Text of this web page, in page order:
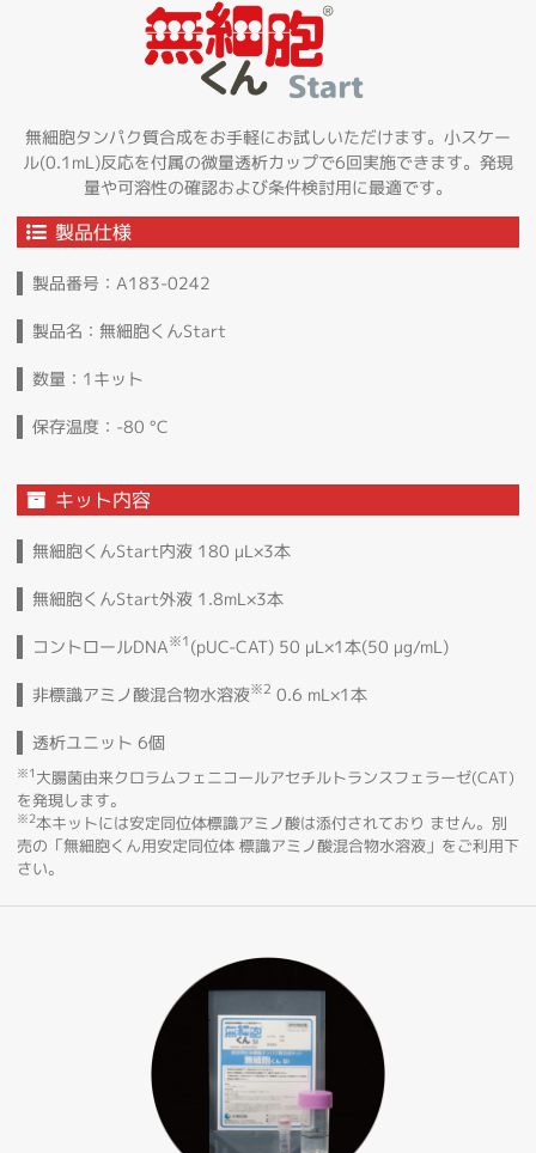
無細胞タンパク質合成をお手軽にお試しいただけます。小スケー
ル(0.1mL)反応を付属の微量透析カップで6回実施できます。発現
量や可溶性の確認および条件検討用に最適です。
製品仕様
製品番号：A183-0242
製品名：無細胞くんStart
数量：1キット
保存温度：-80 °C
キット内容
無細胞くんStart内液 180 µL×3本
無細胞くんStart外液 1.8mL×3本
コントロールDNA※1 (pUC-CAT) 50 µL×1本(50 µg/mL)
非標識アミノ酸混合物水溶液※2 0.6 mL×1本
透析ユニット 6個
※1 大腸菌由来クロラムフェニコールアセチルトランスフェラーゼ(CAT)
を発現します。
※2本キットには安定同位体標識アミノ酸は添付されており ません。別
売の「無細胞くん用安定同位体 標識アミノ酸混合物水溶液」をご利用下
さい。